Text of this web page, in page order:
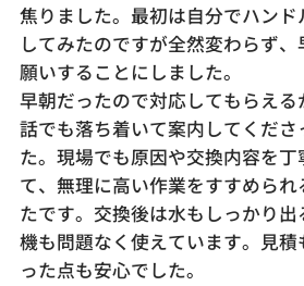
焦りました。最初は自分でハン
してみたのですが全然変わらず
願いすることにしました。
早朝だったので対応してもらえ
話でも落ち着いて案内してくださ
た。現場でも原因や交換内容を
て、無理に高い作業をすすめら
たです。交換後は水もしっかり
機も問題なく使えています。見
った点も安心でした。